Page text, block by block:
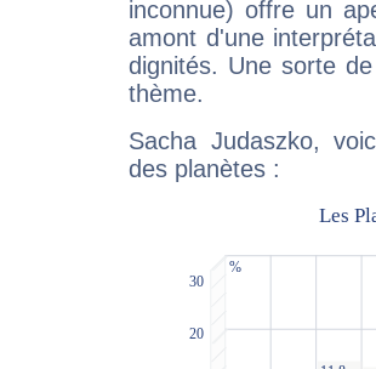
inconnue) offre un
amont d'une
dignités. Une sorte
thème.
Sacha Judaszko,
des planètes :